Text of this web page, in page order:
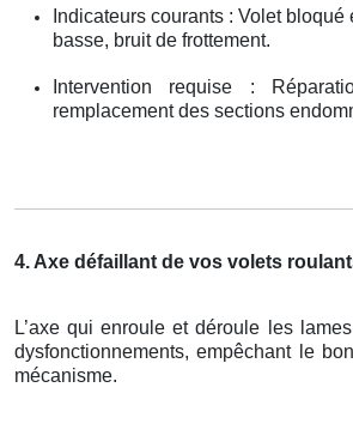
Indicateurs courants : Volet
basse, bruit de frottement.
Intervention requise :
remplacement des sections
4. Axe défaillant de vos volets
L’axe qui enroule et déroule les
dysfonctionnements, empêchant le
mécanisme.